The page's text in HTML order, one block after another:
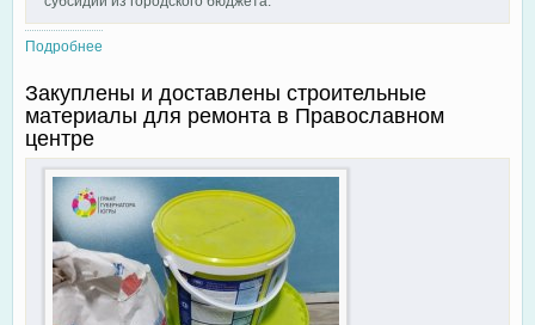
Подробнее
Закуплены и доставлены строительные
материалы для ремонта в Православном
центре